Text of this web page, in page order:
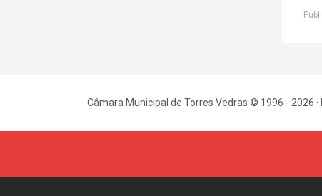
Câmara Municipal de Torres Vedras © 1996 - 2026 ·